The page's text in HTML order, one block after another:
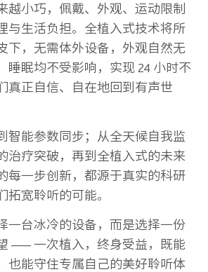
越小巧，佩戴、外观、运动限制
与生活负担。全植入式技术将所
下，无需体外设备，外观自然无
睡眠均不受影响，实现 24 小时不
真正自信、自在地回到有声世
智能参数同步；从全天候自我监
治疗突破，再到全植入式的未来
每一步创新，都源于真实的科研
拓宽聆听的可能。
一台冰冷的设备，而是选择一份
—— 一次植入，终身受益，既能
也能守住专属自己的美好聆听体